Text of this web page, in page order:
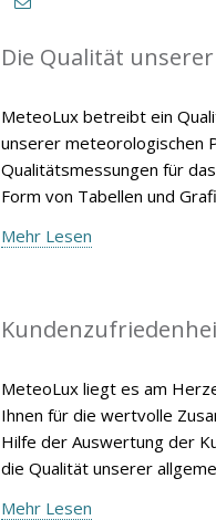
Die Qualität
MeteoLux betreibt ein
unserer meteorologischen
Qualitätsmessungen für
Form von Tabellen und
Mehr Lesen
MeteoLux liegt es am
Ihnen für die wertvolle
Hilfe der Auswertung der
die Qualität unserer
Mehr Lesen